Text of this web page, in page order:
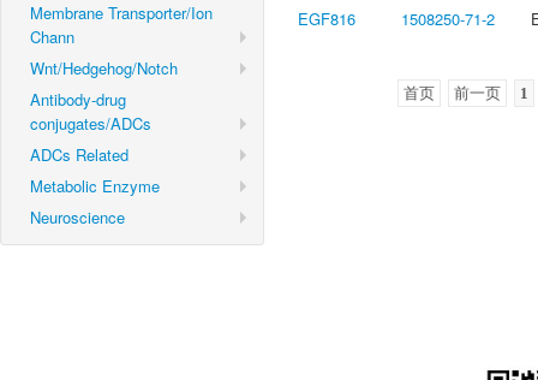
Membrane Transporter/Ion
Chann
Wnt/Hedgehog/Notch
Antibody-drug
conjugates/ADCs
ADCs Related
Metabolic Enzyme
Neuroscience
EGF816
1508250-71-2
首页 前一页 1